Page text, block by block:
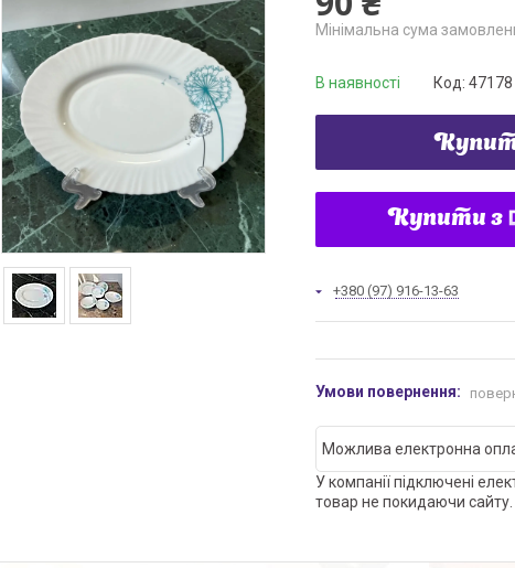
Мінімальна сума
В наявності Код: 47178
Купити з
+380 (97) 916-13-63
У компанії підключені
товар не покидаючи сайту.